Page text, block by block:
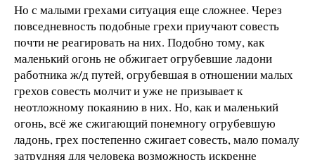
Но с малыми грехами ситуация еще сложнее. Через
повседневность подобные грехи приучают совесть
почти не реагировать на них. Подобно тому, как
маленький огонь не обжигает огрубевшие ладони
работника ж/д путей, огрубевшая в отношении малых
грехов совесть молчит и уже не призывает к
неотложному покаянию в них. Но, как и маленький
огонь, всё же сжигающий понемногу огрубевшую
ладонь, грех постепенно сжигает совесть, мало помалу
затрудняя для человека возможность искренне